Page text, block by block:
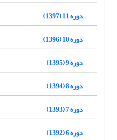
دوره 11 (1397)
دوره 10 (1396)
دوره 9 (1395)
دوره 8 (1394)
دوره 7 (1393)
دوره 6 (1392)